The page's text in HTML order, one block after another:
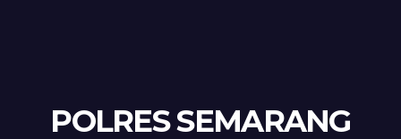
POLRES SEMARANG